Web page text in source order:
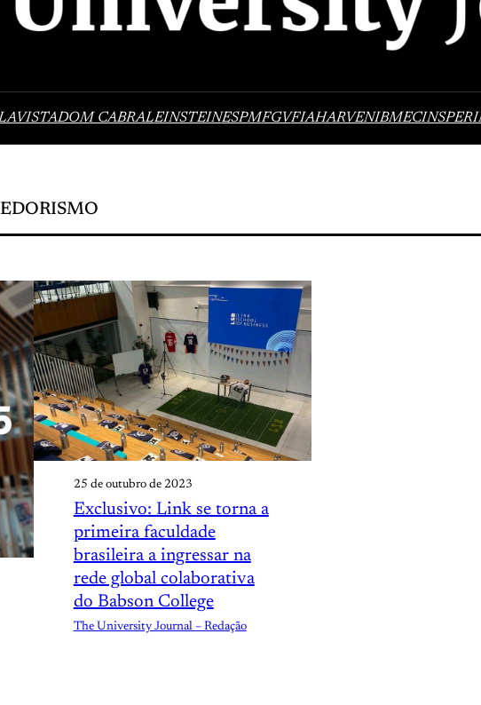
DOM CABRALEINSTEINESPMFGVFIAHARVENIBMECINSPER
25 de outubro de 2023
Exclusivo: Link se torna a
primeira faculdade
brasileira a ingressar na
rede global colaborativa
do Babson College
The University Journal – Redação